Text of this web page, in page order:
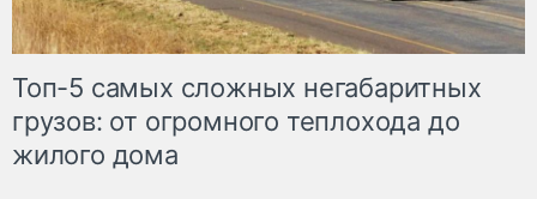
Топ-5 самых сложных негабаритных
грузов: от огромного теплохода до
жилого дома